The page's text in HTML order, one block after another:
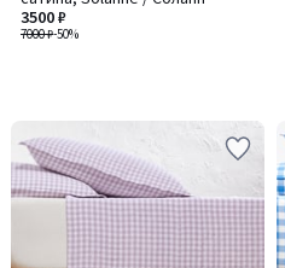
7000 ₽-50%
3500 ₽